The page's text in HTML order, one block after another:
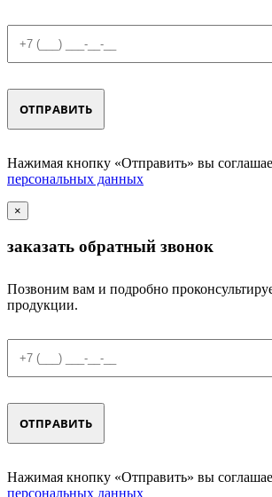
Нажимая кнопку «Отправить» вы
персональных данных
×
заказать обратный звонок
Позвоним вам и подробно
продукции.
Нажимая кнопку «Отправить» вы
персональных данных